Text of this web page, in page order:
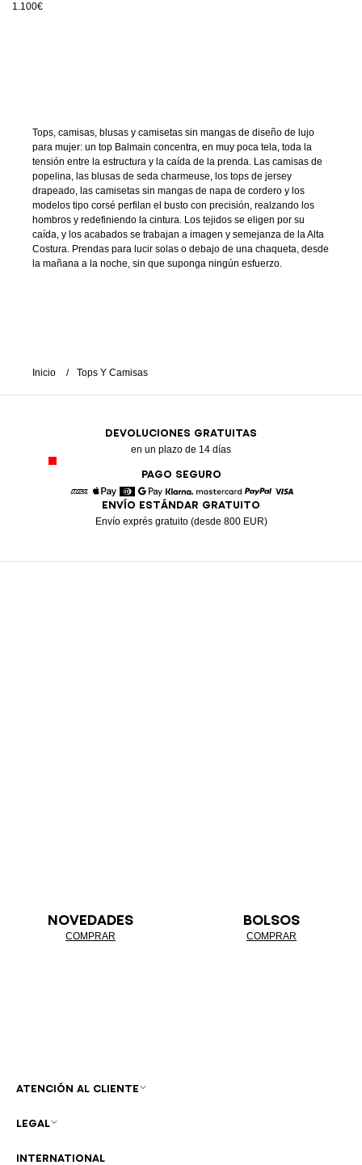
1.100€
Tops, camisas, blusas y camisetas sin mangas de diseño de lujo
para mujer: un top Balmain concentra, en muy poca tela, toda la
tensión entre la estructura y la caída de la prenda. Las camisas de
popelina, las blusas de seda charmeuse, los tops de jersey
drapeado, las camisetas sin mangas de napa de cordero y los
modelos tipo corsé perfilan el busto con precisión, realzando los
hombros y redefiniendo la cintura. Los tejidos se eligen por su
caída, y los acabados se trabajan a imagen y semejanza de la Alta
Costura. Prendas para lucir solas o debajo de una chaqueta, desde
la mañana a la noche, sin que suponga ningún esfuerzo.
Inicio Tops Y Camisas
DEVOLUCIONES GRATUITAS
en un plazo de 14 días
PAGO SEGURO
American Express
Apple Pay
DinersGoogle Pay
Klarna MastercardPaypal
ENVÍO ESTÁNDAR GRATUITO
Envío exprés gratuito (desde 800 EUR)
NOVEDADES
COMPRAR
BOLSOS
COMPRAR
INTERNATIONAL
ATENCIÓN AL CLIENTE
LEGAL